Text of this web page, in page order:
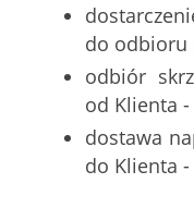
do odbioru
odbiór
od Klienta -
dostawa
do Klienta -